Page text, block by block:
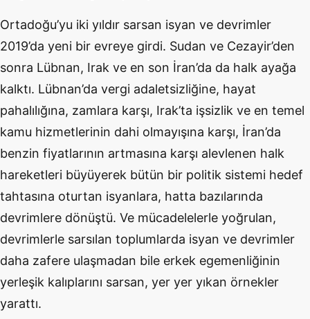
Ortadoğu’yu iki yıldır sarsan isyan ve devrimler
2019’da yeni bir evreye girdi. Sudan ve Cezayir’den
sonra Lübnan, Irak ve en son İran’da da halk ayağa
kalktı. Lübnan’da vergi adaletsizliğine, hayat
pahalılığına, zamlara karşı, Irak’ta işsizlik ve en temel
kamu hizmetlerinin dahi olmayışına karşı, İran’da
benzin fiyatlarının artmasına karşı alevlenen halk
hareketleri büyüyerek bütün bir politik sistemi hedef
tahtasına oturtan isyanlara, hatta bazılarında
devrimlere dönüştü. Ve mücadelelerle yoğrulan,
devrimlerle sarsılan toplumlarda isyan ve devrimler
daha zafere ulaşmadan bile erkek egemenliğinin
yerleşik kalıplarını sarsan, yer yer yıkan örnekler
yarattı.